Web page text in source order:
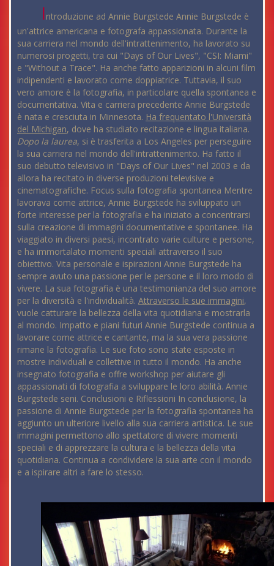
Introduzione ad Annie Burgstede Annie Burgstede è
un'attrice americana e fotografa appassionata. Durante la
sua carriera nel mondo dell'intrattenimento, ha lavorato su
numerosi progetti, tra cui "Days of Our Lives", "CSI: Miami"
e "Without a Trace". Ha anche fatto apparizioni in alcuni film
indipendenti e lavorato come doppiatrice. Tuttavia, il suo
vero amore è la fotografia, in particolare quella spontanea e
documentativa. Vita e carriera precedente Annie Burgstede
è nata e cresciuta in Minnesota. Ha frequentato l'Università
del Michigan, dove ha studiato recitazione e lingua italiana.
Dopo la laurea, si è trasferita a Los Angeles per perseguire
la sua carriera nel mondo dell'intrattenimento. Ha fatto il
suo debutto televisivo in "Days of Our Lives" nel 2003 e da
allora ha recitato in diverse produzioni televisive e
cinematografiche. Focus sulla fotografia spontanea Mentre
lavorava come attrice, Annie Burgstede ha sviluppato un
forte interesse per la fotografia e ha iniziato a concentrarsi
sulla creazione di immagini documentative e spontanee. Ha
viaggiato in diversi paesi, incontrato varie culture e persone,
e ha immortalato momenti speciali attraverso il suo
obiettivo. Vita personale e ispirazioni Annie Burgstede ha
sempre avuto una passione per le persone e il loro modo di
vivere. La sua fotografia è una testimonianza del suo amore
per la diversità e l'individualità. Attraverso le sue immagini,
vuole catturare la bellezza della vita quotidiana e mostrarla
al mondo. Impatto e piani futuri Annie Burgstede continua a
lavorare come attrice e cantante, ma la sua vera passione
rimane la fotografia. Le sue foto sono state esposte in
mostre individuali e collettive in tutto il mondo. Ha anche
insegnato fotografia e offre workshop per aiutare gli
appassionati di fotografia a sviluppare le loro abilità. Annie
Burgstede seni. Conclusioni e Riflessioni In conclusione, la
passione di Annie Burgstede per la fotografia spontanea ha
aggiunto un ulteriore livello alla sua carriera artistica. Le sue
immagini permettono allo spettatore di vivere momenti
speciali e di apprezzare la cultura e la bellezza della vita
quotidiana. Continua a condividere la sua arte con il mondo
e a ispirare altri a fare lo stesso.